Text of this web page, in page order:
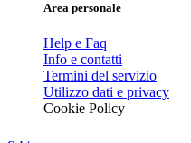
Area personale
Help e Faq
Info e contatti
Termini del servizio
Utilizzo dati e privacy
Cookie Policy